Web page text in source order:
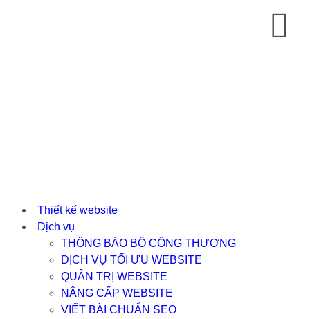
Thiết kế website
Dịch vụ
THÔNG BÁO BỘ CÔNG THƯƠNG
DỊCH VỤ TỐI ƯU WEBSITE
QUẢN TRỊ WEBSITE
NÂNG CẤP WEBSITE
VIẾT BÀI CHUẨN SEO